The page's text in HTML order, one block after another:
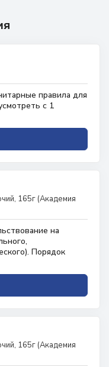
правила для
с 1
165г (Академия
на
Порядок
165г (Академия